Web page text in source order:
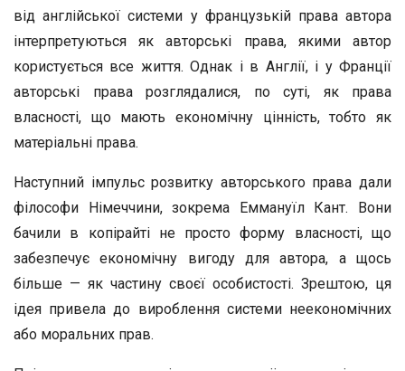
від англійської системи у французькій права автора
інтерпретуються як авторські права, якими автор
користується все життя. Однак і в Англії, і у Франції
авторські права розглядалися, по суті, як права
власності, що мають економічну цінність, тобто як
матеріальні права.
Наступний імпульс розвитку авторського права дали
філософи Німеччини, зокрема Еммануїл Кант. Вони
бачили в копірайті не просто форму власності, що
забезпечує економічну вигоду для автора, а щось
більше — як частину своєї особистості. Зрештою, ця
ідея привела до вироблення системи неекономічних
або моральних прав.